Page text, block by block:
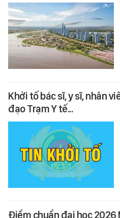
Khởi tố bác sĩ, y sĩ, nhân
đạo Trạm Y tế...
Điểm chuẩn đại học 2026